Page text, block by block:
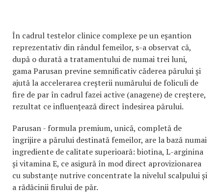
În cadrul testelor clinice complexe pe un eșantion
reprezentativ din rândul femeilor, s-a observat că,
după o durată a tratamentului de numai trei luni,
gama Parusan previne semnificativ căderea părului și
ajută la accelerarea creșterii numărului de foliculi de
fire de par în cadrul fazei active (anagene) de creștere,
rezultat ce influențează direct îndesirea părului.
Parusan - formula premium, unică, completă de
îngrijire a părului destinată femeilor, are la bază numai
ingrediente de calitate superioară: biotina, L-arginina
și vitamina E, ce asigură în mod direct aprovizionarea
cu substanțe nutrive concentrate la nivelul scalpului și
a rădăcinii firului de păr.